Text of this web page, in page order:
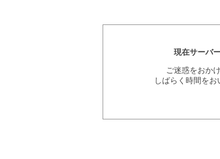
現在サーバ
ご迷惑をおか
しばらく時間を